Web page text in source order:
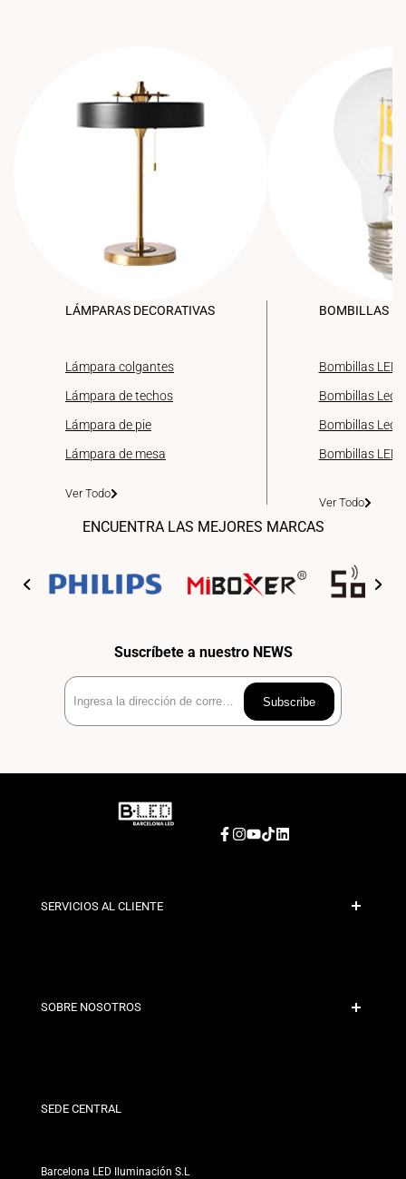
LÁMPARAS DECORATIVAS
Lámpara colgantes
Lámpara de techos
Lámpara de pie
Lámpara de mesa
Ver Todo
BOMBILLAS
Bombillas LED
Bombillas Led
Bombillas Led
Bombillas LED
Ver Todo
ENCUENTRA LAS MEJORES MARCAS
Suscríbete a nuestro NEWS
la
de
Subscribe
Facebook
Instagram
YouTube
TikTokLinkedIn
SERVICIOS AL CLIENTE
Contacto
SOBRE NOSOTROS
Nuestras Tiendas
SEDE CENTRAL
Barcelona LED Iluminación S.L